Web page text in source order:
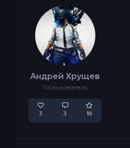
Андрей Хрущев
Пользователь
3 3 18